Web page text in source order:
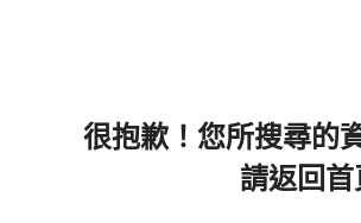
很抱歉！您所搜尋的
請返回